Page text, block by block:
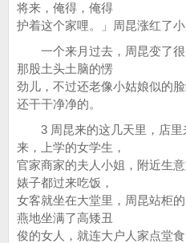
将来，俺得，俺得
护着这个家哩。」周昆涨红了
一个来月过去，周昆变了很
那股土头土脑的愣
劲儿，不过还老像小姑娘似的
还干干净净的。
3 周昆来的这几天里，店里
来，上学的女学生，
官家商家的夫人小姐，附近生
婊子都过来吃饭，
女客就坐在大堂里，周昆站柜
燕地坐满了高矮丑
俊的女人，就连大户人家点堂